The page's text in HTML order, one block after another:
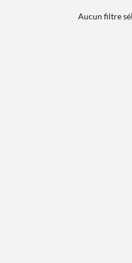
Aucun filtre